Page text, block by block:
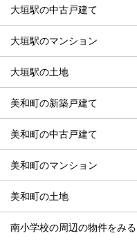
大垣駅の中古戸建て
大垣駅のマンション
大垣駅の土地
美和町の新築戸建て
美和町の中古戸建て
美和町のマンション
美和町の土地
南小学校の周辺の物件をみる